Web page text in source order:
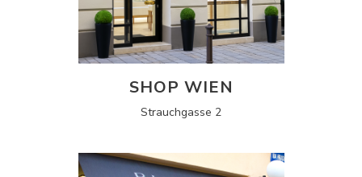
SHOP WIEN
Strauchgasse 2